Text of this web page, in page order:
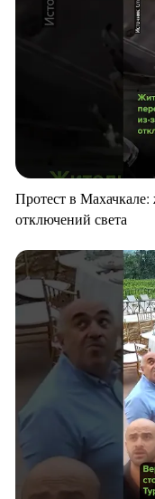
Протест в
отключений света